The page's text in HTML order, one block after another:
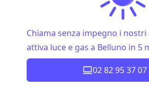
Chiama senza impegno i
attiva luce e gas a Belluno in 5
02 82 95 37 07